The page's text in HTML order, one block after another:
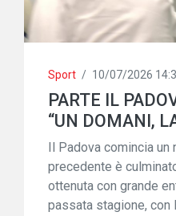
Sport / 10/07/2026
PARTE IL
“UN DOMANI,
Il Padova comincia
precedente è
ottenuta con grande
passata stagione, con